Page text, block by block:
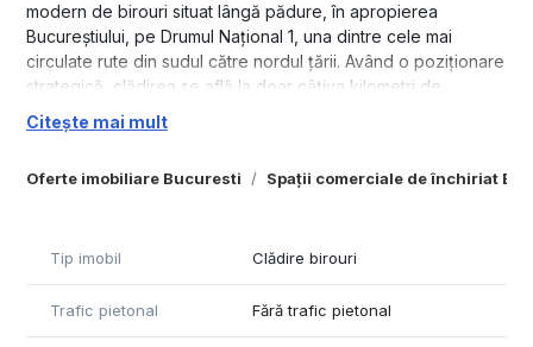
Oferte imobiliare Bucuresti Spații comerciale de închiriat
modern de birouri situat lângă pădure, în apropierea
Bucureștiului, pe Drumul Național 1, una dintre cele mai
circulate rute din sudul către nordul țării. Având o poziționare
strategică, clădirea se află la doar câțiva kilometri de
Soseaua de Centură și la aproximativ 4,5 km de Aeroportul
Internațional "Henri Coanda".
Complexul oferă o suprafață totală închiriabilă de
atinge o suprafață totală de până la 7.500 mp pe un singur
nivel, iar forma pătrată a layoutului facilitează o flexibilitate
ridicată în amenajarea spațiilor pentru chiriași.
Citește mai mult
Tip imobil Clădire birouri
Trafic pietonal Fără trafic pietonal